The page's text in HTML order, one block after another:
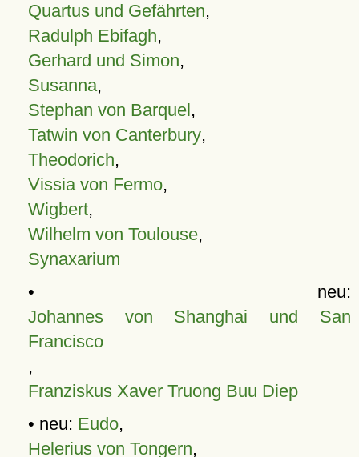
Quartus und Gefährten,
Radulph Ebifagh,
Gerhard und Simon,
Susanna,
Stephan von Barquel,
Tatwin von Canterbury,
Theodorich,
Vissia von Fermo,
Wigbert,
Wilhelm von Toulouse,
Synaxarium
• neu:
Johannes von Shanghai und San
Francisco
,
Franziskus Xaver Truong Buu Diep
• neu: Eudo,
Helerius von Tongern,